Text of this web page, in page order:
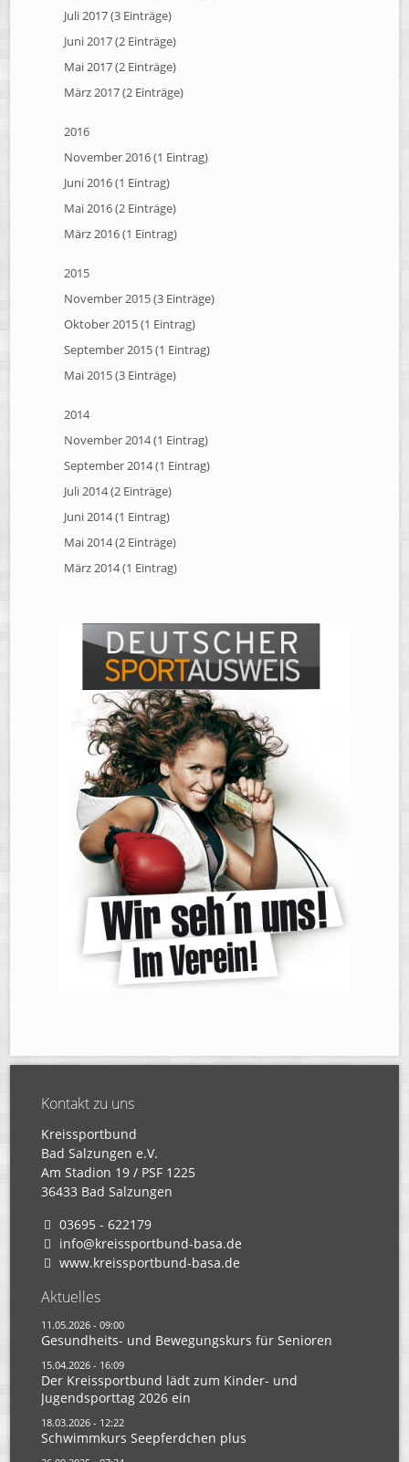
Juli 2017 (3 Einträge)
Juni 2017 (2 Einträge)
Mai 2017 (2 Einträge)
März 2017 (2 Einträge)
2016
November 2016 (1 Eintrag)
Juni 2016 (1 Eintrag)
Mai 2016 (2 Einträge)
März 2016 (1 Eintrag)
2015
November 2015 (3 Einträge)
Oktober 2015 (1 Eintrag)
September 2015 (1 Eintrag)
Mai 2015 (3 Einträge)
2014
November 2014 (1 Eintrag)
September 2014 (1 Eintrag)
Juli 2014 (2 Einträge)
Juni 2014 (1 Eintrag)
Mai 2014 (2 Einträge)
März 2014 (1 Eintrag)
Kontakt zu uns
Kreissportbund
Bad Salzungen e.V.
Am Stadion 19 / PSF 1225
36433 Bad Salzungen
03695 - 622179
info@kreissportbund-basa.de
www.kreissportbund-basa.de
Aktuelles
11.05.2026 - 09:00
Gesundheits- und Bewegungskurs für Senioren
15.04.2026 - 16:09
Der Kreissportbund lädt zum Kinder- und
Jugendsporttag 2026 ein
18.03.2026 - 12:22
Schwimmkurs Seepferdchen plus